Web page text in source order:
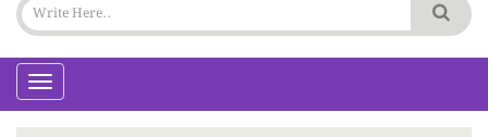
Toggle
navigation